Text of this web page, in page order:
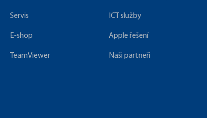
Servis
E-shop
TeamViewer
ICT služby
Apple řešení
Naši partneři